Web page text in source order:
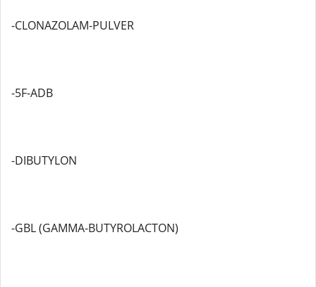
-CLONAZOLAM-PULVER
-5F-ADB
-DIBUTYLON
-GBL (GAMMA-BUTYROLACTON)